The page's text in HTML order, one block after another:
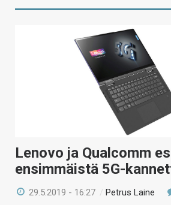
Lenovo ja Qualcomm
ensimmäistä 5G-
29.5.2019 - 16:27 / Petrus Laine